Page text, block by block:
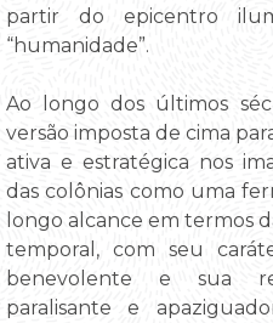
partir do epicentro
“humanidade”.
Ao longo dos últimos
versão imposta de cima
ativa e estratégica nos
das colônias como uma
longo alcance em termos
temporal, com seu
benevolente e sua
paralisante e